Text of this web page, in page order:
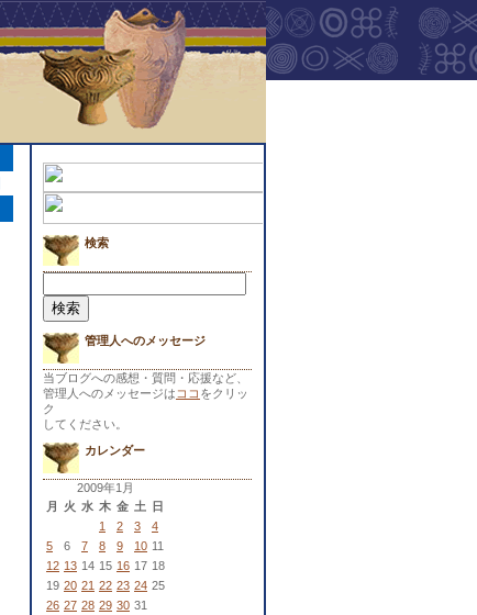
検索
索:
管理人へのメッセージ
当ブログへの感想・質問・応援など、
管理人へのメッセージは ココ をクリッ
ク
してください。
カレンダー
2009年1月
月
火 水 木 金 土
日
1
2 3
4
5
6 7 8 9 10 11
12 13 14 15 16 17 18
19 20 21 22 23 24 25
26 27 28 29 30 31